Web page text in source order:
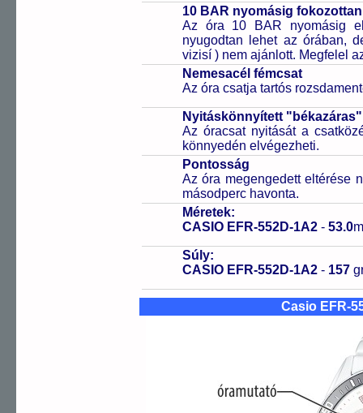
10 BAR nyomásig
Az óra 10 BAR nyomásig
nyugodtan lehet az órában,
vizisí ) nem ajánlott. Megfelel
Nemesacél fémcsat
Az óra csatja tartós
Nyitáskönnyített
Az óracsat nyitását a
könnyedén elvégezheti.
Pontosság
Az óra megengedett eltérése
másodperc havonta.
Méretek:
CASIO EFR-552D-1A2 - 53.0
Súly:
CASIO EFR-552D-1A2 - 157
Casio EFR-